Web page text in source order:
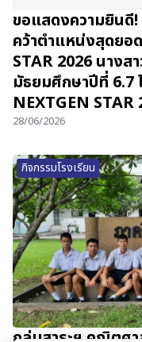
ขอแสดงความยินดี!
คว้าตำแหน่งสุดยอ
STAR 2026 นางส
มัธยมศึกษาปีที่ 6.7
NEXTGEN STAR
28/06/2026
กิจกรรมโรงเรียน